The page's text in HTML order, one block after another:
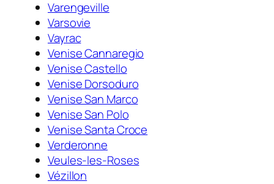
Varengeville
Varsovie
Vayrac
Venise Cannaregio
Venise Castello
Venise Dorsoduro
Venise San Marco
Venise San Polo
Venise Santa Croce
Verderonne
Veules-les-Roses
Vézillon